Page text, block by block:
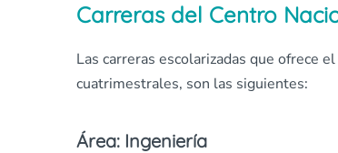
Carreras del Centro
Las carreras escolarizadas que ofrece
cuatrimestrales, son las siguientes:
Área: Ingeniería